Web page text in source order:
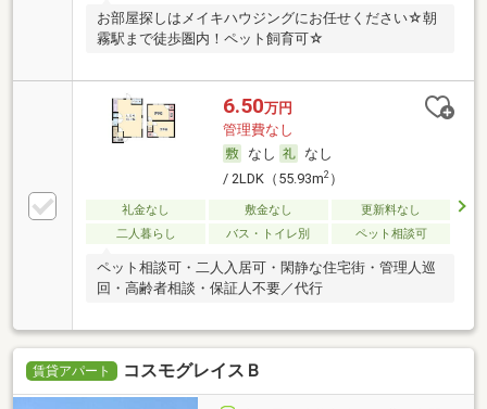
お部屋探しはメイキハウジングにお任せください☆朝
霧駅まで徒歩圏内！ペット飼育可☆
6.50万円
管理費なし
なし
なし
/ 2LDK（55.93m2）
礼金なし 敷金なし
更新料なし
二人暮らし
バス・トイレ別 ペット相談可
ペット相談可・二人入居可・閑静な住宅街・管理人巡
回・高齢者相談・保証人不要／代行
賃貸アパート コスモグレイスＢ